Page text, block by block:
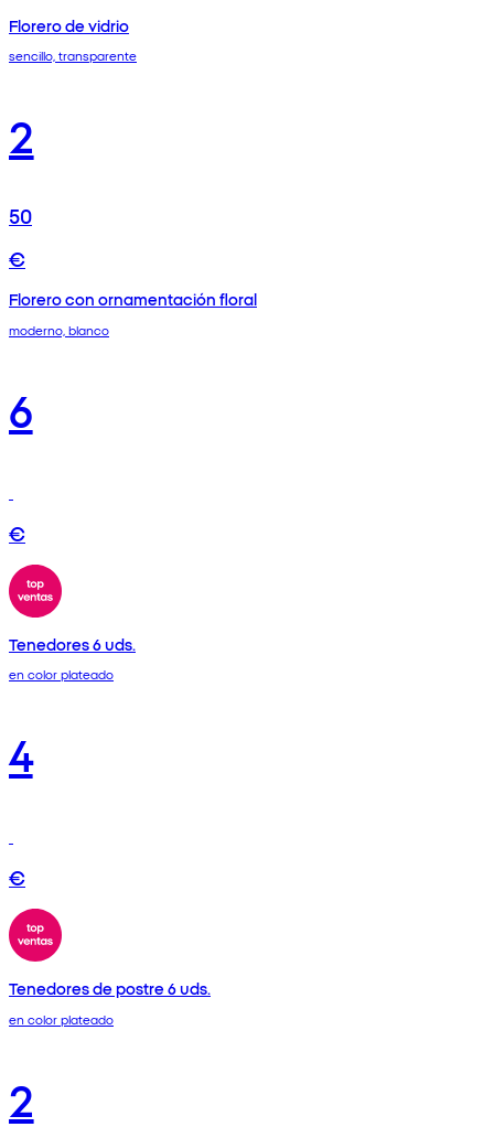
Florero de vidrio
sencillo, transparente
2
50
€
Florero con ornamentación floral
moderno, blanco
6
€
Tenedores 6 uds.
en color plateado
4
€
Tenedores de postre 6 uds.
en color plateado
2